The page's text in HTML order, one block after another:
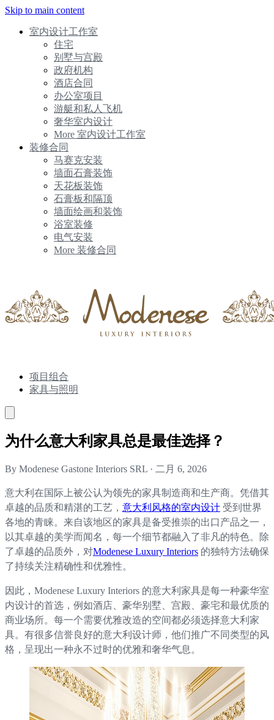
Skip to main content
室内设计工作室
住宅
别墅与宫殿
政府机构
酒店合同
办公室项目
游艇和私人飞机
奢华室内设计
More 室内设计工作室
装修合同
马赛克安装
墙面石膏装饰
天花板装饰
石膏板和隔顶
墙面绘画和装饰
浴室装修
电气安装
More 装修合同
项目组合
家具与照明
为什么意大利家具总是最佳选择？
By Modenese Gastone Interiors SRL · 二月 6, 2026
意大利在国际上被公认为领先的家具制造商和生产商。凭借其
卓越的品质和精湛的工艺， 意大利风格的室内设计 受到世界
各地的青睐。来自该地区的家具是备受推崇的出口产品之一，
以其卓越的美学而闻名，每一个细节都融入了非凡的特色。除
了卓越的品质外，对Modenese Luxury Interiors 的独特方法确保
了持续关注精确性和优雅性。
因此，Modenese Luxury Interiors 的意大利家具是每一种豪华室
内设计的首选，例如酒店、豪华别墅、宫殿、豪宅和最优质的
商业场所。每一个需要优雅改造的空间都必须选择意大利家
具。有很多信誉良好的意大利设计师，他们推广不同类型的风
格，呈现出一种永不过时的优雅和奢华气息。